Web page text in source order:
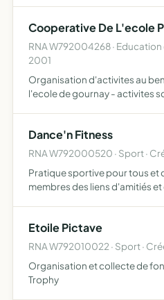
Cooperative De L'ecole
RNA W792004268 ·
2001
Organisation d'activites au
l'ecole de gournay - activites
Dance'n Fitness
RNA W792000520 · Sport ·
Pratique sportive pour tous et
membres des liens d'amitiés
Etoile Pictave
RNA W792010022 · Sport ·
Organisation et collecte de
Trophy